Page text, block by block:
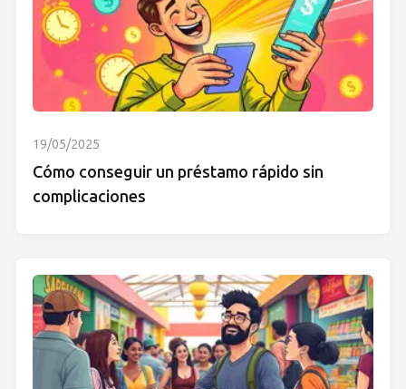
19/05/2025
Cómo conseguir un préstamo rápido sin
complicaciones